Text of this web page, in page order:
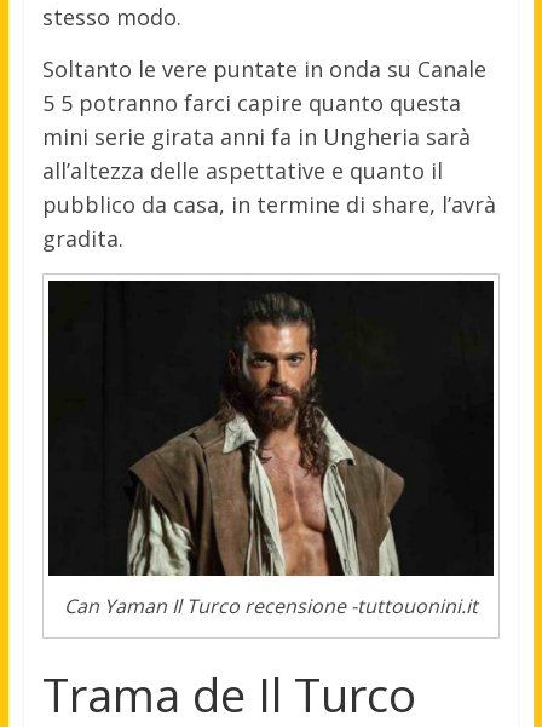
stesso modo.
Soltanto le vere puntate in onda su Canale
5 5 potranno farci capire quanto questa
mini serie girata anni fa in Ungheria sarà
all’altezza delle aspettative e quanto il
pubblico da casa, in termine di share, l’avrà
gradita.
Can Yaman Il Turco recensione -tuttouonini.it
Trama de Il Turco